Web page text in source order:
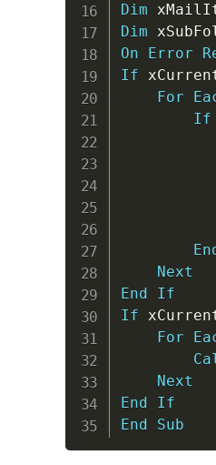
Dim
Dim
On
Error
If
For
If
Next
End
If
If
For
Next
End
If
End
Sub